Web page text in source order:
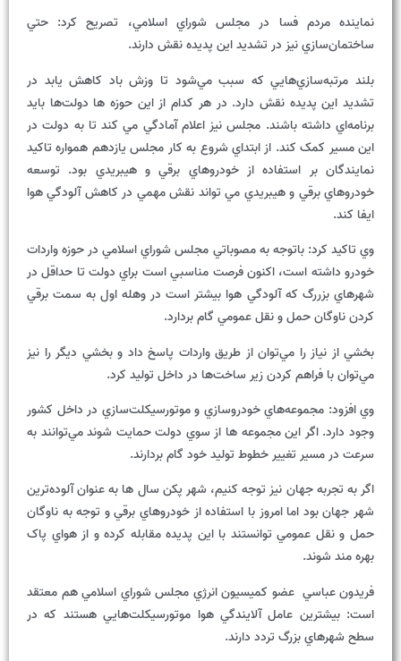
نماينده مردم فسا در مجلس شوراي اسلامي، تصريح کرد: حتي
ساختمان‌سازي نيز در تشديد اين پديده نقش دارند.
بلند مرتبه‌سازي‌هايي که سبب مي‌شود تا وزش باد کاهش يابد در
تشديد اين پديده نقش دارد. در هر کدام از اين حوزه ها دولت‌ها بايد
برنامه‌اي داشته باشند. مجلس نيز اعلام آمادگي مي کند تا به دولت در
اين مسير کمک کند. از ابتداي شروع به کار مجلس يازدهم همواره تاکيد
نمايندگان بر استفاده از خودروهاي برقي و هيبريدي بود. توسعه
خودروهاي برقي و هيبريدي مي تواند نقش مهمي در کاهش آلودگي هوا
ايفا کند.
وي تاکيد کرد: باتوجه به مصوباتي مجلس شوراي اسلامي در حوزه واردات
خودرو داشته است، اکنون فرصت مناسبي است براي دولت تا حداقل در
شهرهاي بزررگ که آلودگي هوا بيشتر است در وهله اول به سمت برقي
کردن ناوگان حمل و نقل عمومي گام بردارد.
بخشي از نياز را مي‌توان از طريق واردات پاسخ داد و بخشي ديگر را نيز
مي‌توان با فراهم کردن زير ساخت‌ها در داخل توليد کرد.
وي افزود: مجموعه‌هاي خودروسازي و موتورسيکلت‌سازي در داخل کشور
وجود دارد. اگر اين مجموعه ها از سوي دولت حمايت شوند مي‌توانند به
سرعت در مسير تغيير خطوط توليد خود گام بردارند.
اگر به تجربه جهان نيز توجه کنيم، شهر پکن سال ها به عنوان آلوده‌ترين
شهر جهان بود اما امروز با استفاده از خودروهاي برقي و توجه به ناوگان
حمل و نقل عمومي توانستند با اين پديده مقابله کرده و از هواي پاک
بهره مند شوند.
فريدون عباسي عضو کميسيون انرژي مجلس شوراي اسلامي هم معتقد
است: بيشترين عامل آلايندگي هوا موتورسيکلت‌هايي هستند که در
سطح شهرهاي بزرگ تردد دارند.